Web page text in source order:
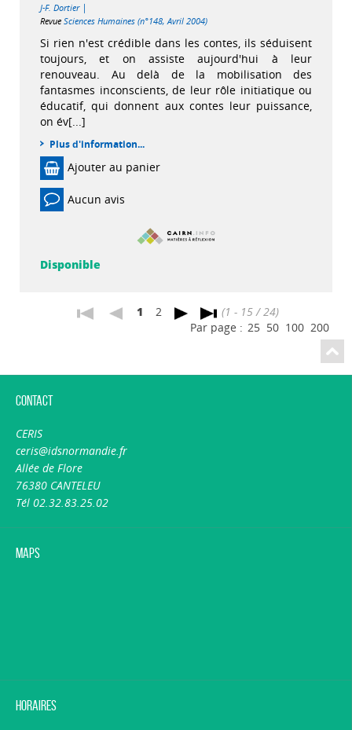
J-F. Dortier |
Revue Sciences Humaines (n°148, Avril 2004)
Si rien n'est crédible dans les contes, ils séduisent
toujours, et on assiste aujourd'hui à leur
renouveau. Au delà de la mobilisation des
fantasmes inconscients, de leur rôle initiatique ou
éducatif, qui donnent aux contes leur puissance,
on év[...]
Plus d'information...
Ajouter au panier
Aucun avis
Disponible
1 2
(1 - 15 / 24)
Par page : 25 50 100 200
Contact
CERIS
ceris@idsnormandie.fr
Allée de Flore
76380 CANTELEU
Tél 02.32.83.25.02
Maps
Horaires